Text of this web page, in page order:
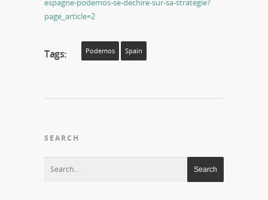
espagne-podemos-se-dechire-sur-sa-strategie?
page_article=2
Tags: Podemos Spain
SEARCH